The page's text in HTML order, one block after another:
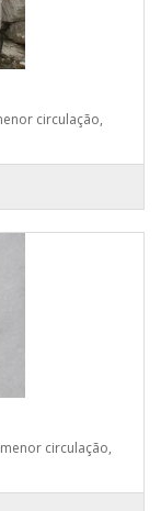
circulação,
circulação,